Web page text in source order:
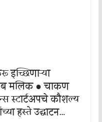
इच्छिणाऱ्या
मलिक ● चाकण
स्टार्टअपचे कौशल्य
हस्ते उद्घाटन…